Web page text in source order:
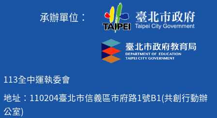
承辦單位：
113全中運執委會
地址：110204臺北市信義區市府路1號B1(共創行動辦
公室)